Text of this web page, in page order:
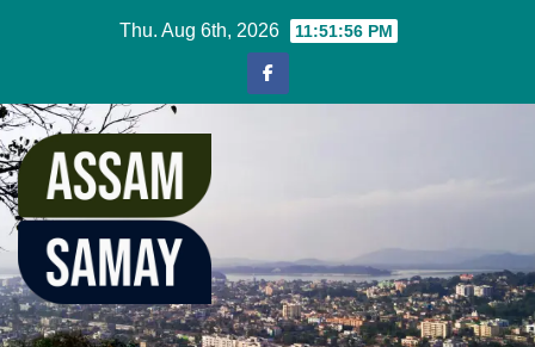
Thu. Aug 6th, 2026 11:51:57 PM